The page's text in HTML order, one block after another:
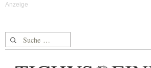
Suche nach: